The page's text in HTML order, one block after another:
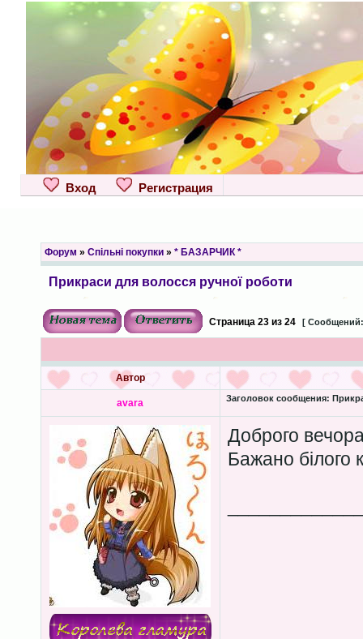
Вход Регистрация
Форум » Спільні покупки» * БАЗАРЧИК *
Прикраси для волосся ручної роботи
Страница 23из 24 [
Автор
avara Заголовок сообщения:
Доброго
Бажано білого